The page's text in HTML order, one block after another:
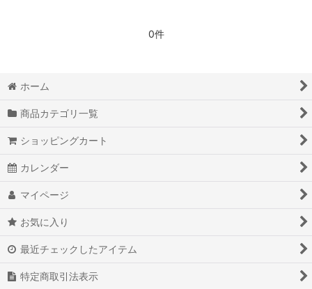
恋と深空
恋とプロデューサー〜EVOL×LOVE
かぐや様は告らせたい〜天才たちの恋愛頭脳戦〜
0件
ホーム
商品カテゴリ一覧
ショッピングカート
カレンダー
マイページ
お気に入り
最近チェックしたアイテム
特定商取引法表示